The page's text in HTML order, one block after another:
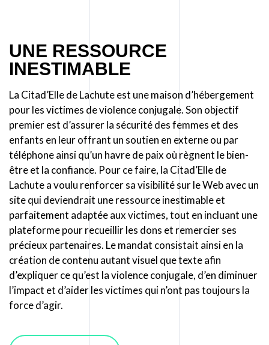
UNE RESSOURCE
INESTIMABLE
La Citad’Elle de Lachute est une maison d’hébergement
pour les victimes de violence conjugale. Son objectif
premier est d’assurer la sécurité des femmes et des
enfants en leur offrant un soutien en externe ou par
téléphone ainsi qu’un havre de paix où règnent le bien-
être et la confiance. Pour ce faire, la Citad’Elle de
Lachute a voulu renforcer sa visibilité sur le Web avec un
site qui deviendrait une ressource inestimable et
parfaitement adaptée aux victimes, tout en incluant une
plateforme pour recueillir les dons et remercier ses
précieux partenaires. Le mandat consistait ainsi en la
création de contenu autant visuel que texte afin
d’expliquer ce qu’est la violence conjugale, d’en diminuer
l’impact et d’aider les victimes qui n’ont pas toujours la
force d’agir.